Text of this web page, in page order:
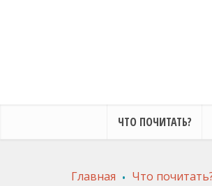
ЧТО ПОЧИТАТЬ?
Главная . Что